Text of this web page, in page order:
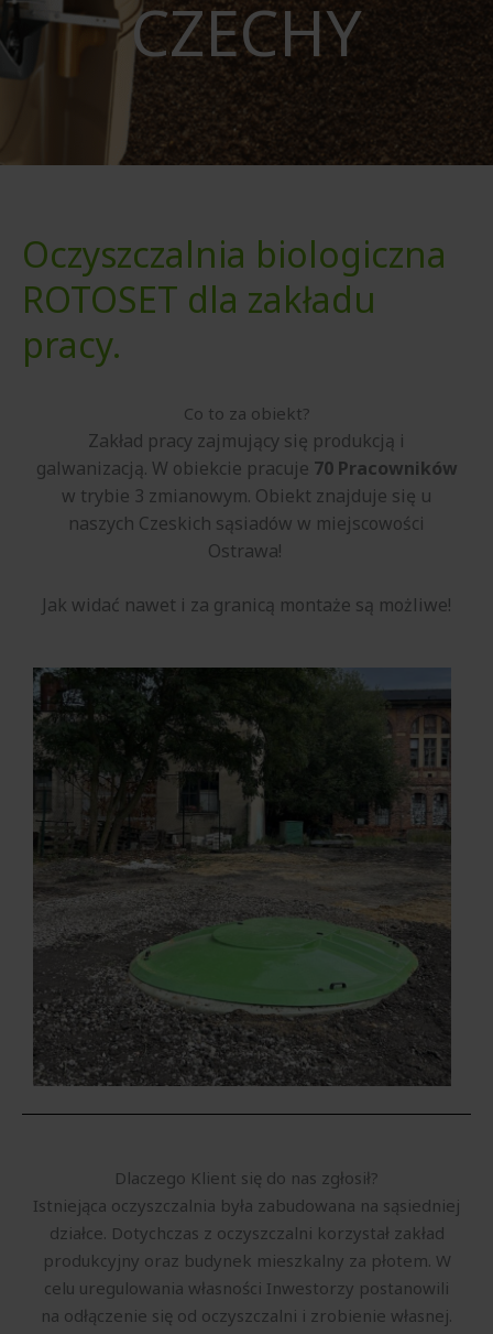
CZECHY
Oczyszczalnia biologiczna
ROTOSET dla zakładu
pracy.
Co to za obiekt?
Zakład pracy zajmujący się produkcją i
galwanizacją. W obiekcie pracuje 70 Pracowników
w trybie 3 zmianowym. Obiekt znajduje się u
naszych Czeskich sąsiadów w miejscowości
Ostrawa!
Jak widać nawet i za granicą montaże są możliwe!
Dlaczego Klient się do nas zgłosił?
Istniejąca oczyszczalnia była zabudowana na sąsiedniej
działce. Dotychczas z oczyszczalni korzystał zakład
produkcyjny oraz budynek mieszkalny za płotem. W
celu uregulowania własności Inwestorzy postanowili
na odłączenie się od oczyszczalni i zrobienie własnej.